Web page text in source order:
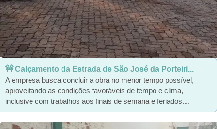
🚧 Calçamento da Estrada de São José da Porteiri...
A empresa busca concluir a obra no menor tempo possível,
aproveitando as condições favoráveis de tempo e clima,
inclusive com trabalhos aos finais de semana e feriados....